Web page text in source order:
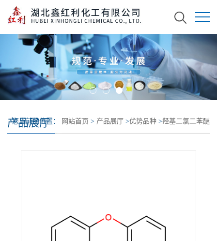
产品展厅
您当前的位置： 网站首页 > 产品展厅 >优势品种 >羟基二氯二苯醚